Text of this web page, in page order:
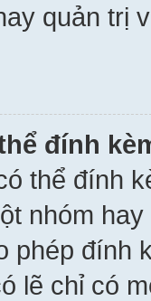
quản trị
đính
thể đính
nhóm
phép đính
lẽ chỉ có